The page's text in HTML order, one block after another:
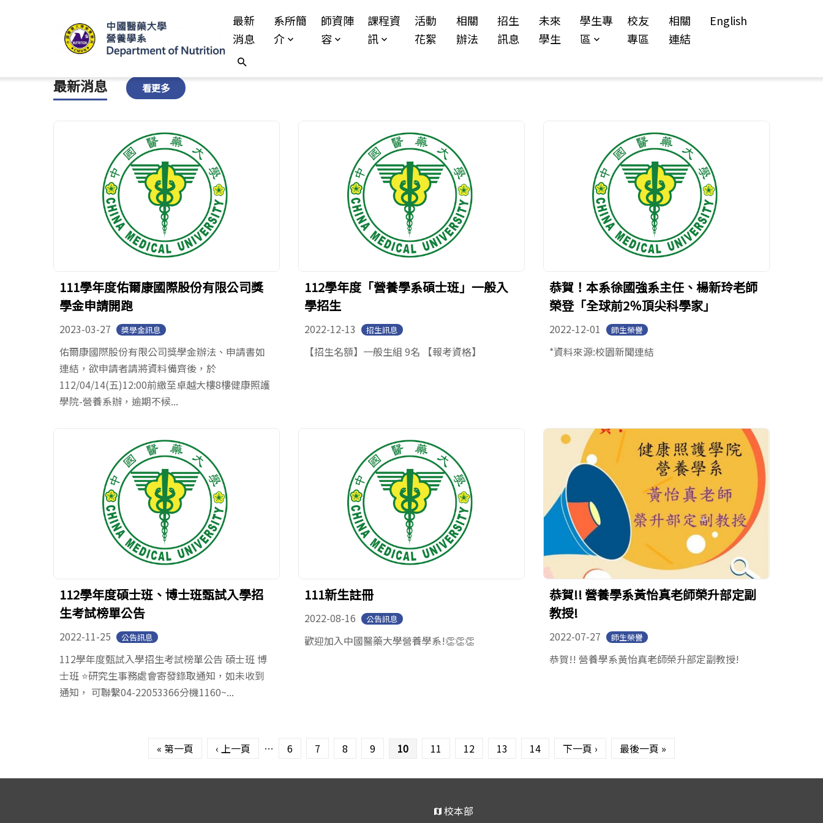
最新
消息
系所簡
介
師資陣
容
課程資
訊
活動
花絮
相關
辦法
招生
訊息
未來
學生
學生專
區
校友
專區
相關
連結
English
最新消息 看更多
111學年度佑爾康國際股份有限公司獎
學金申請開跑
2023-03-27 獎學金訊息
佑爾康國際股份有限公司獎學金辦法、申請書如
連結，欲申請者請將資料備齊後，於
112/04/14(五)12:00前繳至卓越大樓8樓健康照護
學院-營養系辦，逾期不候...
112學年度「營養學系碩士班」一般入
學招生
2022-12-13 招生訊息
【招生名額】一般生組 9名 【報考資格】
恭賀！本系徐國強系主任、楊新玲老師
榮登「全球前2％頂尖科學家」
2022-12-01 師生榮譽
*資料來源:校園新聞連結
112學年度碩士班、博士班甄試入學招
生考試榜單公告
2022-11-25 公告訊息
112學年度甄試入學招生考試榜單公告 碩士班 博
士班 ⭐️研究生事務處會寄發錄取通知，如未收到
通知， 可聯繫04-22053366分機1160~...
111新生註冊
2022-08-16 公告訊息
歡迎加入中國醫藥大學營養學系!👏👏👏
恭賀!! 營養學系黃怡真老師榮升部定副
教授!
2022-07-27 師生榮譽
恭賀!! 營養學系黃怡真老師榮升部定副教授!
« 第一頁 ‹ 上一頁 … 6 7 8 9 10 11 12 13 14 下一頁 › 最後一頁 »
校本部